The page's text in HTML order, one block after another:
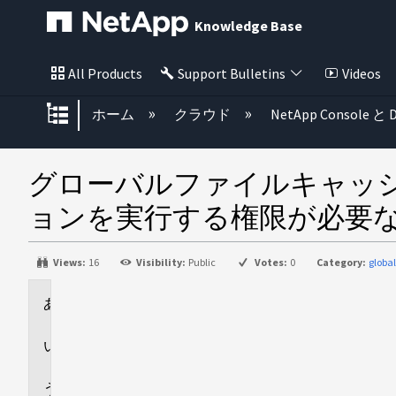
Knowledge Base
All Products Support Bulletins Videos
グローバル階層を展開/折りたた
ホーム クラウド NetApp Console と
グローバルファイルキャッ
ョンを実行する権限が必要
Views: 16 Visibility: Public Votes: 0 Category: